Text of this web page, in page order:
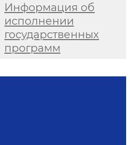
Информация об
исполнении
государственных
программ